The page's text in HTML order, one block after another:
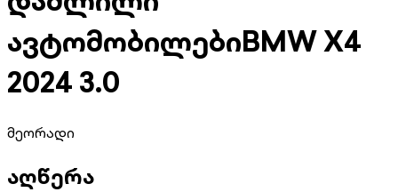
ავტომობილებიBMW X4
2024 3.0
მეორადი
აღწერა